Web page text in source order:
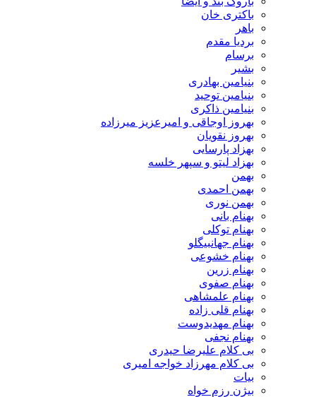
باکتری خان
باهر
بردیا مقدم
برسام
بشیر
بنیامین بهادری
بنیامین توحید
بنیامین ذاکری
بهروز اوجاقی و امیرعزیز میرزاده
بهروز نقویان
بهزاد پارسایی
بهزاد لیتو و سپهر خلسه
بهمن
بهمن احمدی
بهمن نوری
بهنام بانی
بهنام توکلی
بهنام جهانبیگلو
بهنام خشوعی
بهنام زرین
بهنام صفوی
بهنام علمشاهی
بهنام قلی زاده
بهنام مهدیدوست
بهنام نجفی
بی کلام علیرضا حیدری
بی کلام مهرزاد خواجه امیری
بیات
بیژن رزم خواه